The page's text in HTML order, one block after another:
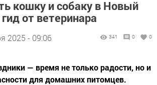
кошку и собаку в Новый
от ветеринара
2025 - 09:06 341 0 0
— время не только радости, но и
для домашних питомцев.